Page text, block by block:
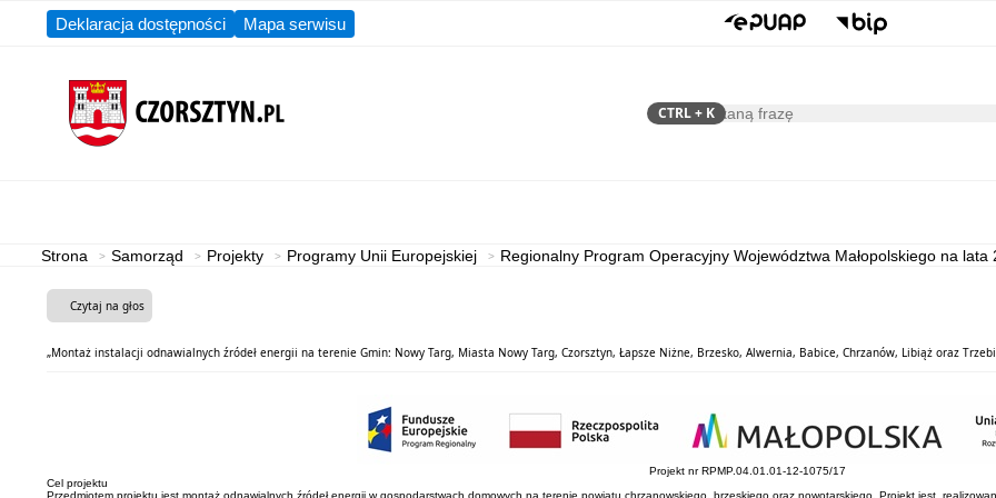
Deklaracja dostępności Mapa serwisu
Szukaj
CTRL+ K
Strona Samorząd Projekty Programy Unii Europejskiej Regionalny Program Operacyjny Województwa Małopolskiego na lata
Czytaj na głos
„Montaż instalacji odnawialnych źródeł energii na terenie Gmin: Nowy Targ, Miasta Nowy Targ, Czorsztyn, Łapsze Niżne, Brzesko, Alwernia, Babice, Chrzanów, Libiąż oraz
Projekt nr RPMP.04.01.01-12-1075/17
Cel projektu
Przedmiotem projektu jest montaż odnawialnych źródeł energii w gospodarstwach domowych na terenie powiatu chrzanowskiego, brzeskiego oraz nowotarskiego. Projekt jest